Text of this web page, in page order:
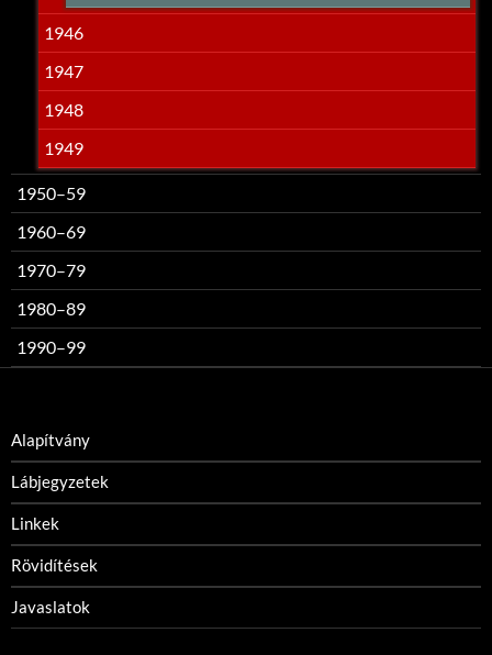
1946
1947
1948
1949
1950–59
1960–69
1970–79
1980–89
1990–99
Alapítvány
Lábjegyzetek
Linkek
Rövidítések
Javaslatok